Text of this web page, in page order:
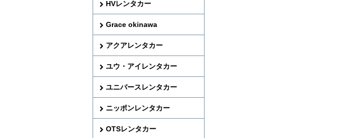
HVレンタカー
Grace okinawa
アクアレンタカー
ユウ・アイレンタカー
ユニバースレンタカー
ニッポンレンタカー
OTSレンタカー